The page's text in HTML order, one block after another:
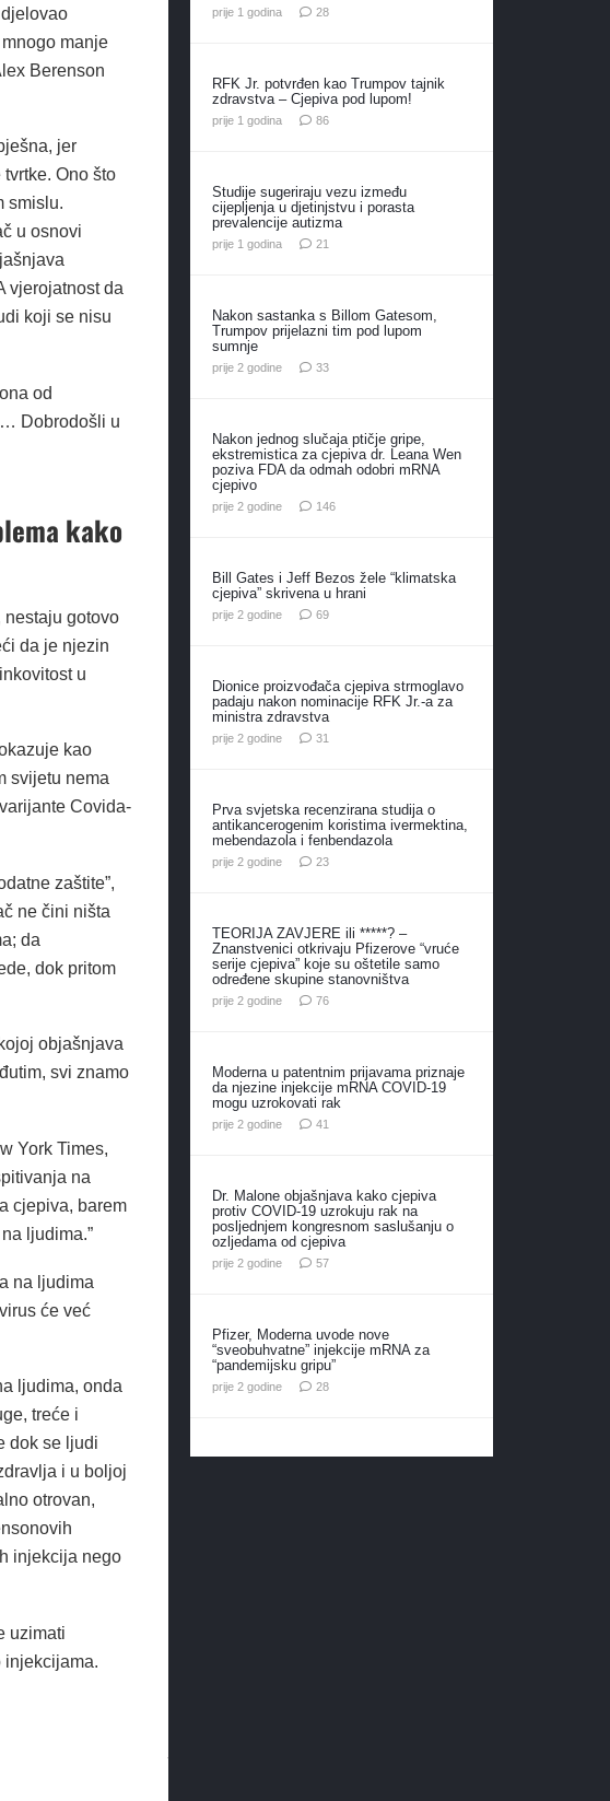
manje
Berenson
jer
Ono što
smislu.
u osnovi
vjerojatnost da
koji se nisu
od
Dobrodošli u
kako
nestaju gotovo
da je njezin
u
kao
svijetu nema
Covida-
zaštite”,
ne čini ništa
da
dok pritom
objašnjava
svi znamo
York Times,
na
cjepiva, barem
ljudima.”
na ljudima
će već
ljudima, onda
treće i
dok se ljudi
i u boljoj
otrovan,
injekcija nego
uzimati
injekcijama.
prije 1 godina 28komentara
RFK Jr. potvrđen kao Trumpov tajnik
zdravstva – Cjepiva pod lupom!
prije 1 godina 86komentara
Studije sugeriraju vezu između
cijepljenja u djetinjstvu i porasta
prevalencije autizma
prije 1 godina 21
Nakon sastanka s Billom Gatesom,
Trumpov prijelazni tim pod lupom
sumnje
prije 2 godine 33komentara
Nakon jednog slučaja ptičje gripe,
ekstremistica za cjepiva dr. Leana Wen
poziva FDA da odmah odobri mRNA
cjepivo
prije 2 godine 146komentara
Bill Gates i Jeff Bezos žele “klimatska
cjepiva” skrivena u hrani
prije 2 godine 69komentara
Dionice proizvođača cjepiva strmoglavo
padaju nakon nominacije RFK Jr.-a za
ministra zdravstva
prije 2 godine 31
Prva svjetska recenzirana studija o
antikancerogenim koristima ivermektina,
mebendazola i fenbendazola
prije 2 godine 23komentara
TEORIJA ZAVJERE ili *****? –
Znanstvenici otkrivaju Pfizerove “vruće
serije cjepiva” koje su oštetile samo
određene skupine stanovništva
prije 2 godine 76komentara
Moderna u patentnim prijavama priznaje
da njezine injekcije mRNA COVID-19
mogu uzrokovati rak
prije 2 godine 41
Dr. Malone objašnjava kako cjepiva
protiv COVID-19 uzrokuju rak na
posljednjem kongresnom saslušanju o
ozljedama od cjepiva
prije 2 godine 57komentara
Pfizer, Moderna uvode nove
“sveobuhvatne” injekcije mRNA za
“pandemijsku gripu”
prije 2 godine 28komentara